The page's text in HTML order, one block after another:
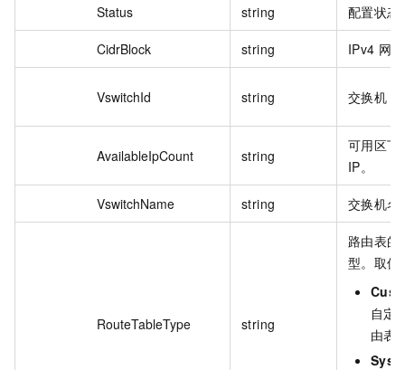
Status string 配置状态
CidrBlock string IPv4 网
VswitchId string 交换机
AvailableIpCount string
可用区下
IP。
VswitchName string 交换机名
RouteTableType string
路由表的
型。取值
自定
由表